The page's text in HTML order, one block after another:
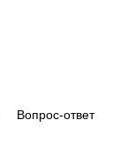
Вопрос-ответ